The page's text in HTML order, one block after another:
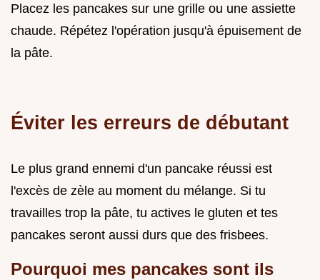
Placez les pancakes sur une grille ou une assiette
chaude. Répétez l'opération jusqu'à épuisement de
la pâte.
Éviter les erreurs de débutant
Le plus grand ennemi d'un pancake réussi est
l'excès de zèle au moment du mélange. Si tu
travailles trop la pâte, tu actives le gluten et tes
pancakes seront aussi durs que des frisbees.
Pourquoi mes pancakes sont ils